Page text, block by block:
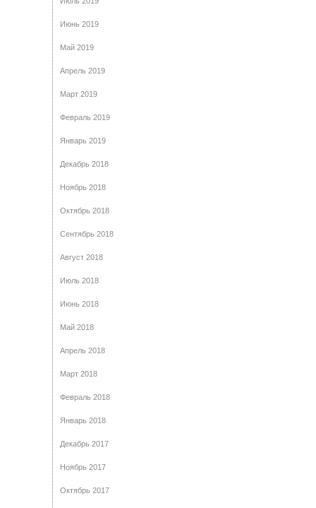
Июнь 2019
Май 2019
Апрель 2019
Март 2019
Февраль 2019
Январь 2019
Декабрь 2018
Ноябрь 2018
Октябрь 2018
Сентябрь 2018
Август 2018
Июль 2018
Июнь 2018
Май 2018
Апрель 2018
Март 2018
Февраль 2018
Январь 2018
Декабрь 2017
Ноябрь 2017
Октябрь 2017